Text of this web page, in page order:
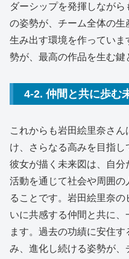
ダーシップを発揮しなが
の姿勢が、チーム全体の
生み出す環境を作ってい
勢が、最高の作品を生む鍵
4-2. 仲間と共に歩む
これからも岩田絵里奈さ
け、さらなる高みを目指し
彼女が描く未来図は、自分
活動を通じて社会や周囲の
ることです。岩田絵里奈
いに共感する仲間と共に
ます。過去の功績に安住
み、進化し続ける姿勢が、